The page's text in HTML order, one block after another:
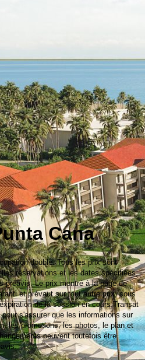
Cana
double. Tous les prix sont
réservations et les dates spécifiées,
préavis. Le prix montré à la page de
et prévaut sur tout autre prix, sous
de la session en cours.Transat
s'assurer que les informations sur
les promotions, les photos, le plan et
peuvent toutefois être